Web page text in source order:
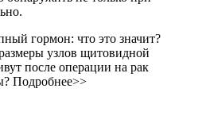
гормон: что это значит?
узлов щитовидной
после операции на рак
Подробнее>>